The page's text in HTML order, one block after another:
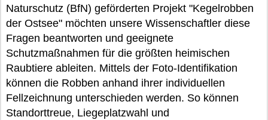
Naturschutz (BfN) geförderten Projekt "Kegelrobben
der Ostsee" möchten unsere Wissenschaftler diese
Fragen beantworten und geeignete
Schutzmaßnahmen für die größten heimischen
Raubtiere ableiten. Mittels der Foto-Identifikation
können die Robben anhand ihrer individuellen
Fellzeichnung unterschieden werden. So können
Standorttreue, Liegeplatzwahl und